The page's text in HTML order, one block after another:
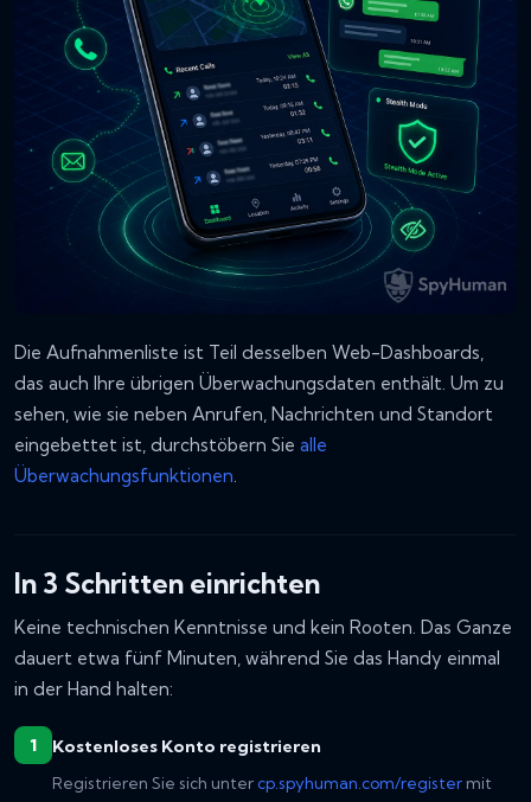
Die Aufnahmenliste ist Teil desselben Web-Dashboards,
das auch Ihre übrigen Überwachungsdaten enthält. Um zu
sehen, wie sie neben Anrufen, Nachrichten und Standort
eingebettet ist, durchstöbern Sie alle
Überwachungsfunktionen.
In 3 Schritten einrichten
Keine technischen Kenntnisse und kein Rooten. Das Ganze
dauert etwa fünf Minuten, während Sie das Handy einmal
in der Hand halten:
Kostenloses Konto registrieren
Registrieren Sie sich untercp.spyhuman.com/register mit